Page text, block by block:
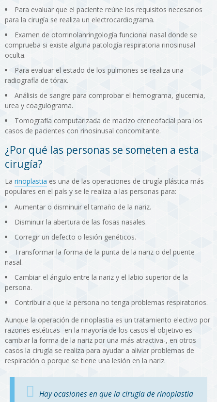
Para evaluar que el paciente reúne los requisitos necesarios
para la cirugía se realiza un electrocardiograma.
Examen de otorrinolanringología funcional nasal donde se
comprueba si existe alguna patología respiratoria rinosinusal
oculta.
Para evaluar el estado de los pulmones se realiza una
radiografía de tórax.
Análisis de sangre para comprobar el hemograma, glucemia,
urea y coagulograma.
Tomografía computarizada de macizo creneofacial para los
casos de pacientes con rinosinusal concomitante.
¿Por qué las personas se someten a esta
cirugía?
La rinoplastia es una de las operaciones de cirugía plástica más
populares en el país y se le realiza a las personas para:
Aumentar o disminuir el tamaño de la nariz.
Disminuir la abertura de las fosas nasales.
Corregir un defecto o lesión genéticos.
Transformar la forma de la punta de la nariz o del puente
nasal.
Cambiar el ángulo entre la nariz y el labio superior de la
persona.
Contribuir a que la persona no tenga problemas respiratorios.
Aunque la operación de rinoplastia es un tratamiento electivo por
razones estéticas -en la mayoría de los casos el objetivo es
cambiar la forma de la nariz por una más atractiva-, en otros
casos la cirugía se realiza para ayudar a aliviar problemas de
respiración o porque se tiene una lesión en la nariz.
Hay ocasiones en que la cirugía de rinoplastia